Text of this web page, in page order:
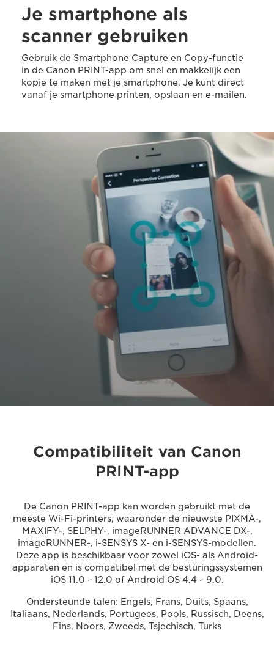
Je smartphone als
scanner gebruiken
Gebruik de Smartphone Capture en Copy-functie
in de Canon PRINT-app om snel en makkelijk een
kopie te maken met je smartphone. Je kunt direct
vanaf je smartphone printen, opslaan en e-mailen.
Compatibiliteit van Canon
PRINT-app
De Canon PRINT-app kan worden gebruikt met de
meeste Wi-Fi-printers, waaronder de nieuwste PIXMA-,
MAXIFY-, SELPHY-, imageRUNNER ADVANCE DX-,
imageRUNNER-, i-SENSYS X- en i-SENSYS-modellen.
Deze app is beschikbaar voor zowel iOS- als Android-
apparaten en is compatibel met de besturingssystemen
iOS 11.0 ~ 12.0 of Android OS 4.4 ~ 9.0.
Ondersteunde talen: Engels, Frans, Duits, Spaans,
Italiaans, Nederlands, Portugees, Pools, Russisch, Deens,
Fins, Noors, Zweeds, Tsjechisch, Turks